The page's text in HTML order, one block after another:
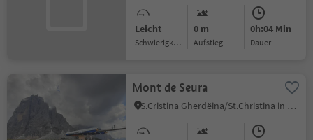
Leicht
Schwierigkeitsgrad
0 m
Aufstieg
0h:04 Min
Dauer
Mont de Seura
S.Cristina Gherdëina/St.Christina in Gröden, St.Christina in Gröden, Dolomitenregion Gröden